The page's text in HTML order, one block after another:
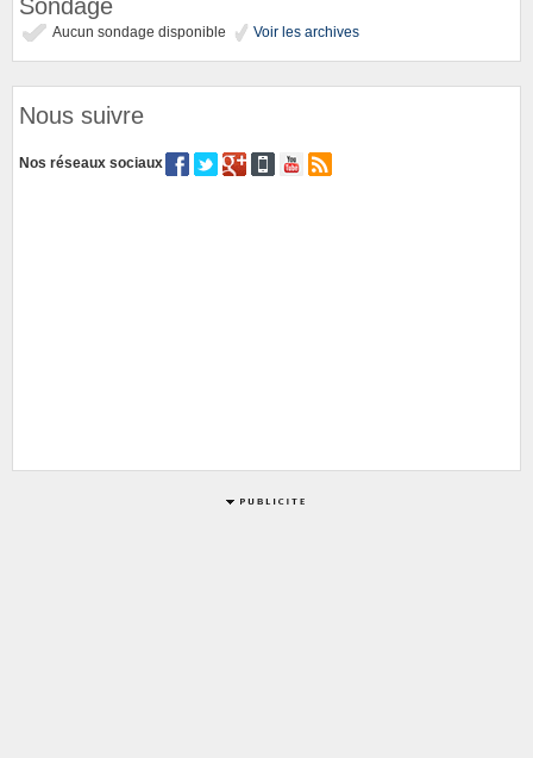
Sondage
Aucun sondage disponible Voir les archives
Nous suivre
Nos réseaux sociaux